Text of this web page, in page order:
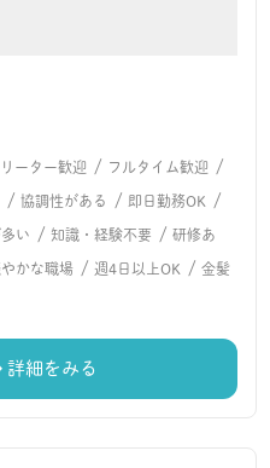
ーター歓迎 / フルタイム歓迎 /
/ 協調性がある / 即日勤務OK /
い / 知識・経験不要 / 研修あ
やかな職場 / 週4日以上OK / 金髪
詳細をみる